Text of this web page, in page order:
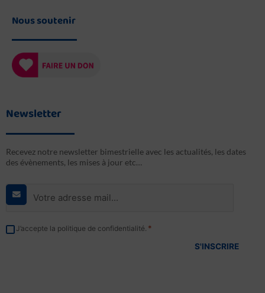
Nous soutenir
Newsletter
Recevez notre newsletter bimestrielle avec les actualités, les dates
des évènements, les mises à jour etc…
E-
mail
RGPD
J’accepte la politique de confidentialité. *